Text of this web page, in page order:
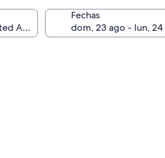
Fechas